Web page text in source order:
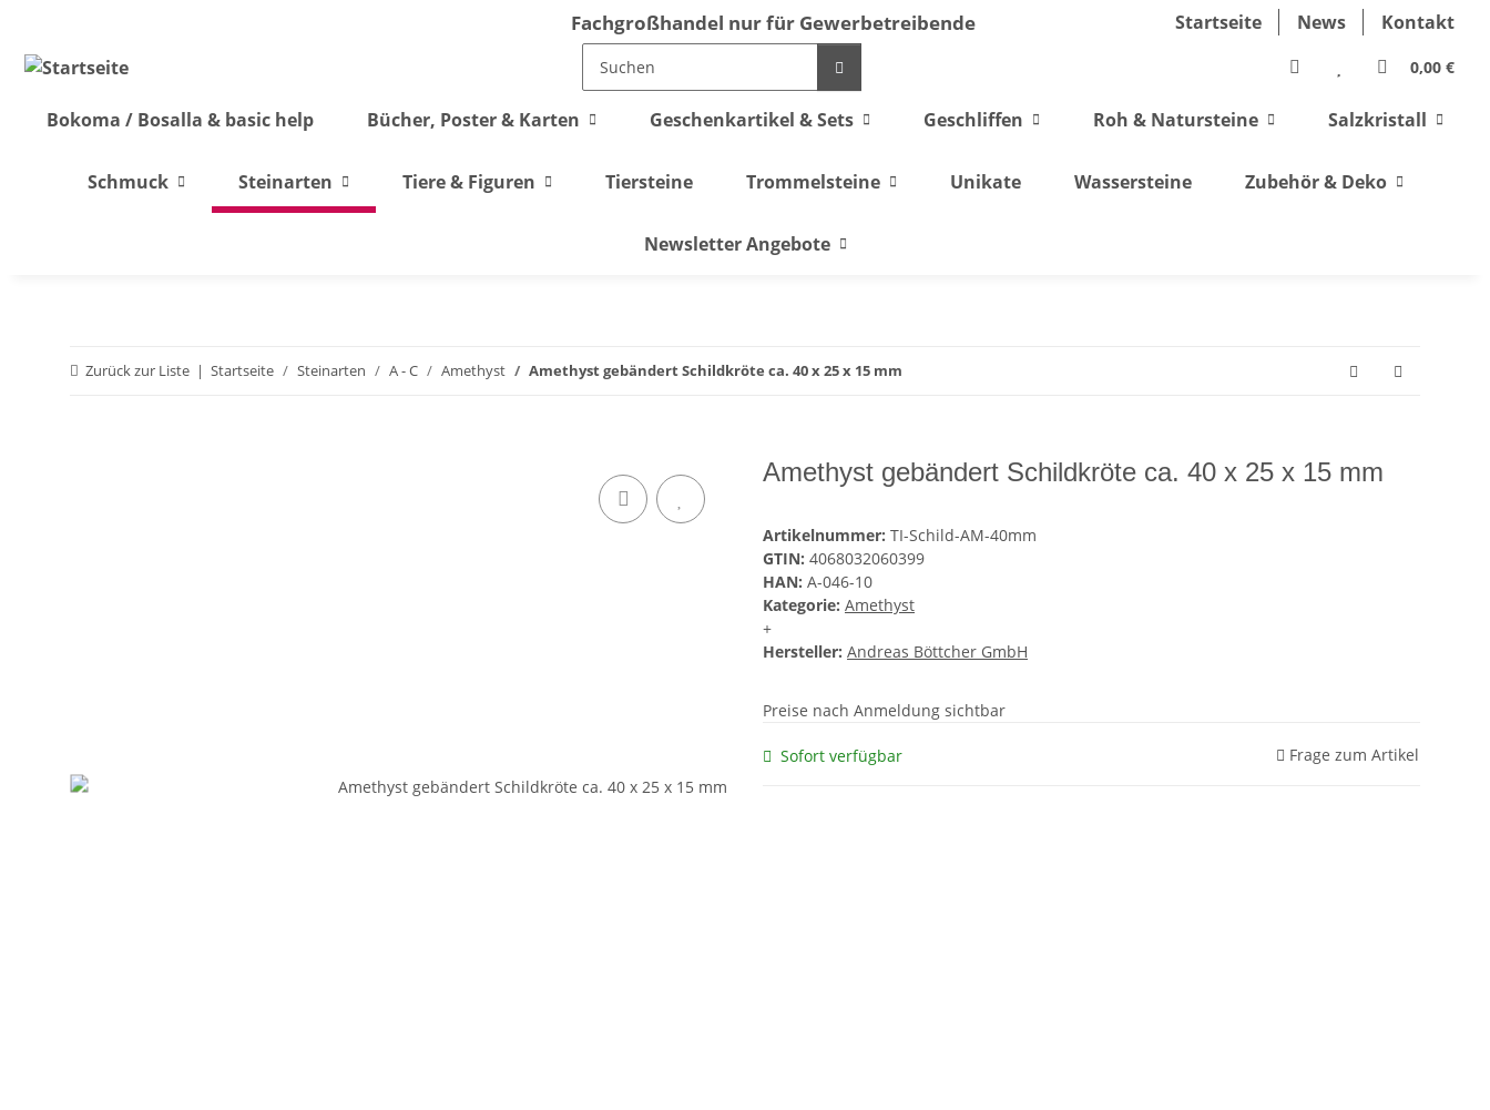
Fachgroßhandel nur für Gewerbetreibende Startseite News Kontakt
0,00 €
Bokoma / Bosalla & basic help Bücher, Poster & Karten Geschenkartikel & Sets Geschliffen Roh & Natursteine Salzkristall
Schmuck Steinarten Tiere & Figuren Tiersteine Trommelsteine Unikate Wassersteine Zubehör & Deko
Newsletter Angebote
Zurück zur Liste Startseite Steinarten A - C Amethyst Amethyst gebändert Schildkröte ca. 40 x 25 x 15 mm
Amethyst gebändert Schildkröte ca. 40 x 25 x 15 mm
Artikelnummer: TI-Schild-AM-40mm
GTIN: 4068032060399
HAN: A-046-10
Kategorie: Amethyst
+
Hersteller: Andreas Böttcher GmbH
Preise nach Anmeldung sichtbar
Sofort verfügbar Frage zum Artikel